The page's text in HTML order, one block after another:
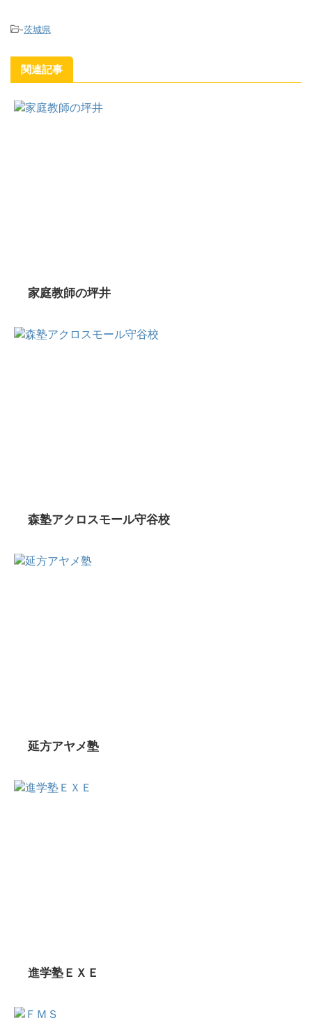
-茨城県
関連記事
家庭教師の坪井
森塾アクロスモール守谷校
延方アヤメ塾
進学塾ＥＸＥ